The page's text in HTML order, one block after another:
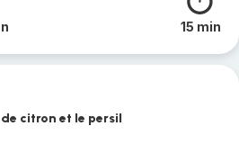
15 min
citron et le persil